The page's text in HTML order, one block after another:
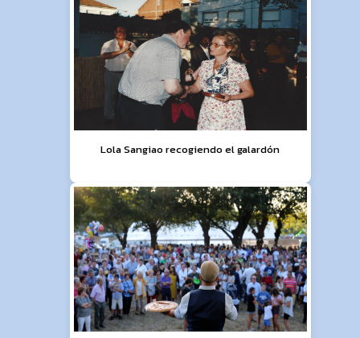
Lola Sangiao recogiendo el galardón